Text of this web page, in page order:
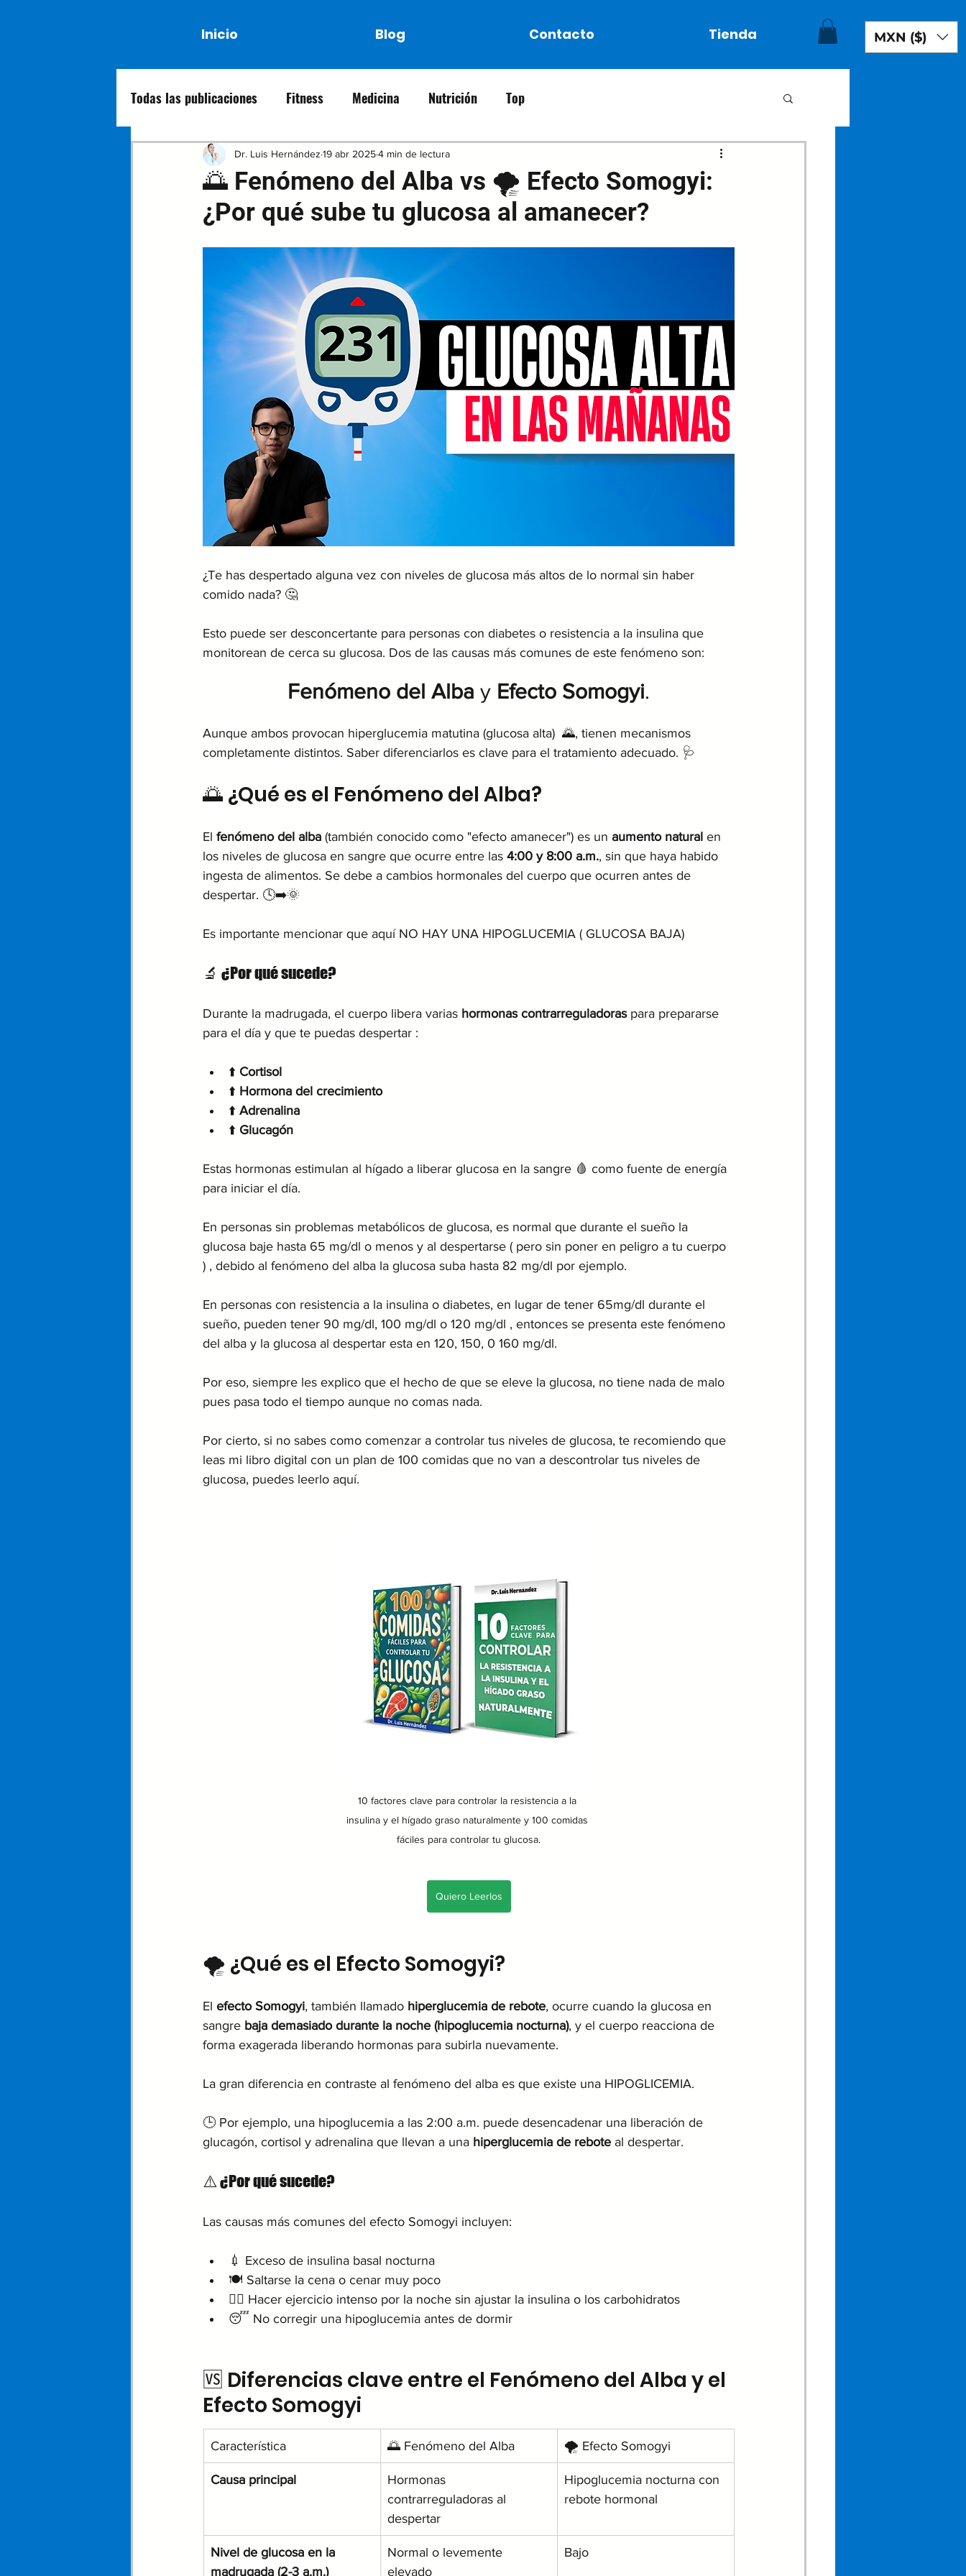
Inicio Blog Contacto Tienda MXN ($)
Todas las publicaciones Fitness Medicina Nutrición Top
🌅 Fenómeno del Alba vs 🌪️ Efecto Somogyi:
¿Por qué sube tu glucosa al amanecer?
Dr. Luis Hernández 19 abr 20254 min de lectura
¿Te has despertado alguna vez con niveles de glucosa más altos de lo normal sin haber
comido nada? 🤔
Esto puede ser desconcertante para personas con diabetes o resistencia a la insulina que
monitorean de cerca su glucosa. Dos de las causas más comunes de este fenómeno son:
Fenómeno del Alba y Efecto Somogyi.
Aunque ambos provocan hiperglucemia matutina (glucosa alta)  🌄, tienen mecanismos
completamente distintos. Saber diferenciarlos es clave para el tratamiento adecuado. 🩺
🌅 ¿Qué es el Fenómeno del Alba?
El fenómeno del alba (también conocido como "efecto amanecer") es un aumento natural en
los niveles de glucosa en sangre que ocurre entre las 4:00 y 8:00 a.m., sin que haya habido
ingesta de alimentos. Se debe a cambios hormonales del cuerpo que ocurren antes de
despertar. 🕓➡️🌞
Es importante mencionar que aquí NO HAY UNA HIPOGLUCEMIA ( GLUCOSA BAJA)
🔬 ¿Por qué sucede?
Durante la madrugada, el cuerpo libera varias hormonas contrarreguladoras para prepararse
para el día y que te puedas despertar :
⬆️ Cortisol
⬆️ Hormona del crecimiento
⬆️ Adrenalina
⬆️ Glucagón
Estas hormonas estimulan al hígado a liberar glucosa en la sangre 🩸 como fuente de energía
para iniciar el día.
En personas sin problemas metabólicos de glucosa, es normal que durante el sueño la
glucosa baje hasta 65 mg/dl o menos y al despertarse ( pero sin poner en peligro a tu cuerpo
) , debido al fenómeno del alba la glucosa suba hasta 82 mg/dl por ejemplo.
En personas con resistencia a la insulina o diabetes, en lugar de tener 65mg/dl durante el
sueño, pueden tener 90 mg/dl, 100 mg/dl o 120 mg/dl , entonces se presenta este fenómeno
del alba y la glucosa al despertar esta en 120, 150, 0 160 mg/dl.
Por eso, siempre les explico que el hecho de que se eleve la glucosa, no tiene nada de malo
pues pasa todo el tiempo aunque no comas nada.
Por cierto, si no sabes como comenzar a controlar tus niveles de glucosa, te recomiendo que
leas mi libro digital con un plan de 100 comidas que no van a descontrolar tus niveles de
glucosa, puedes leerlo aquí.
10 factores clave para controlar la resistencia a la
insulina y el hígado graso naturalmente y 100 comidas
fáciles para controlar tu glucosa.
Quiero Leerlos
🌪️ ¿Qué es el Efecto Somogyi?
El efecto Somogyi, también llamado hiperglucemia de rebote, ocurre cuando la glucosa en
sangre baja demasiado durante la noche (hipoglucemia nocturna), y el cuerpo reacciona de
forma exagerada liberando hormonas para subirla nuevamente.
La gran diferencia en contraste al fenómeno del alba es que existe una HIPOGLICEMIA.
🕒 Por ejemplo, una hipoglucemia a las 2:00 a.m. puede desencadenar una liberación de
glucagón, cortisol y adrenalina que llevan a una hiperglucemia de rebote al despertar.
⚠️ ¿Por qué sucede?
Las causas más comunes del efecto Somogyi incluyen:
💉 Exceso de insulina basal nocturna
🍽️ Saltarse la cena o cenar muy poco
🏃‍♂️ Hacer ejercicio intenso por la noche sin ajustar la insulina o los carbohidratos
😴 No corregir una hipoglucemia antes de dormir
🆚 Diferencias clave entre el Fenómeno del Alba y el
Efecto Somogyi
Característica 🌅 Fenómeno del Alba 🌪️ Efecto Somogyi
Causa principal
Hormonas
contrarreguladoras al
despertar
Hipoglucemia nocturna con
rebote hormonal
Nivel de glucosa en la
madrugada (2-3 a.m.)
Normal o levemente
elevado
Bajo